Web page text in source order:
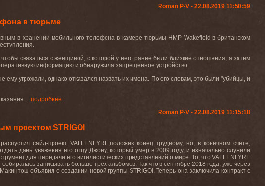
Roman P-V - 22.08.2019 11:50:59
в тюрьме
в хранении мобильного телефона в камере тюрьмы HMP Wakefield в британском
связаться с женщиной, с которой у него ранее были близкие отношения, а затем
информацию и обнаружила запрещенное устройство.
ему угрожали, однако отказался назвать их имена. По его словам, это были "убийцы, и
подробнее
Roman P-V - 22.08.2019 11:15:18
проектом STRIGOI
сайд-проект VALLENFYRE,положив конец трудному, но, в конечном счете,
дань уважения его отцу Джону, который умер в 2009 году, и изначально служили
для передачи его нигилистических представлений о мире. То, что VALLENFYRE
записывать больше трех альбомов. Так что в сентябре 2018 года, уже через
объявил о создании новой группы STRIGOI . Теперь она заключила контракт с